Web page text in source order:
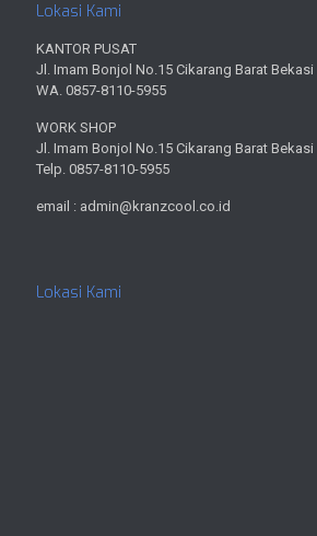
Lokasi Kami
KANTOR PUSAT
Jl. Imam Bonjol No.15 Cikarang Barat Bekasi
WA. 0857-8110-5955
WORK SHOP
Jl. Imam Bonjol No.15 Cikarang Barat Bekasi
Telp. 0857-8110-5955
email : admin@kranzcool.co.id
Lokasi Kami